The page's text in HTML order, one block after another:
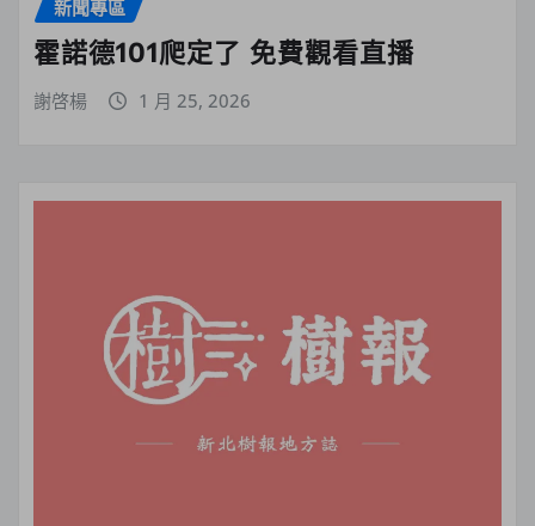
新聞專區
霍諾德101爬定了 免費觀看直播
謝啓楊 1 月 25, 2026